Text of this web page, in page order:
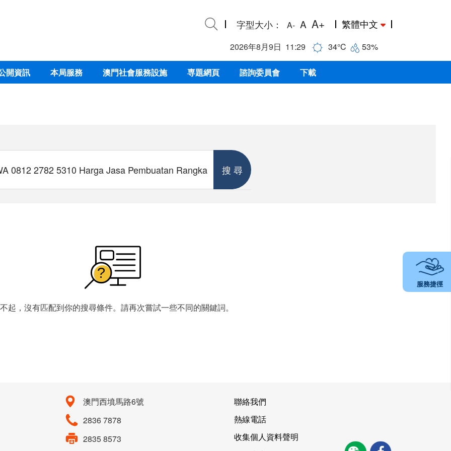
服務捷徑
字型大小 ： A- A A+ 繁體中文
2026年8月9日 11:29 34°C 53%
開資訊 本局服務 澳門社會服務設施 専題網頁 諮詢委員會 下載
搜 尋
起，沒有匹配到你的搜尋條件。請再次嘗試一些不同的關鍵詞。
澳門西墳馬路6號
2836 7878
2835 8573
聯絡我們
熱線電話
收集個人資料聲明